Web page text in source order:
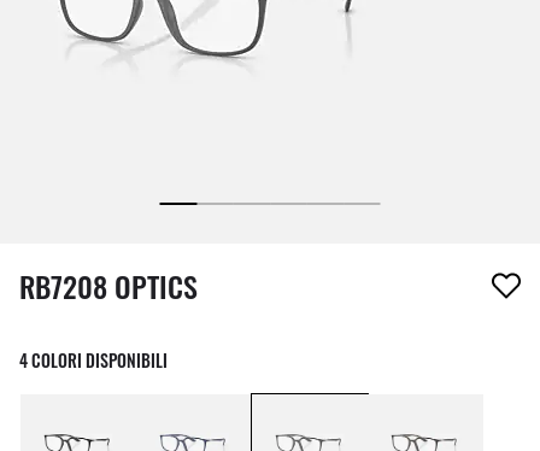
1 articolo è stato aggiunto alla tua wishlist
RB7208 OPTICS
4 COLORI DISPONIBILI